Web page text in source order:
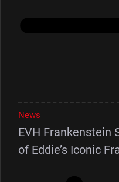
News
EVH Frankenstein
of Eddie’s Iconic